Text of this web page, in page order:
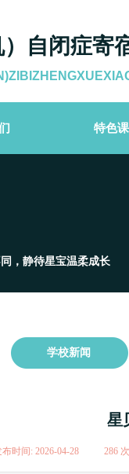
自闭症寄
特色
，静待星宝温柔成长
学校新闻
星
布时间: 2026-04-28 286